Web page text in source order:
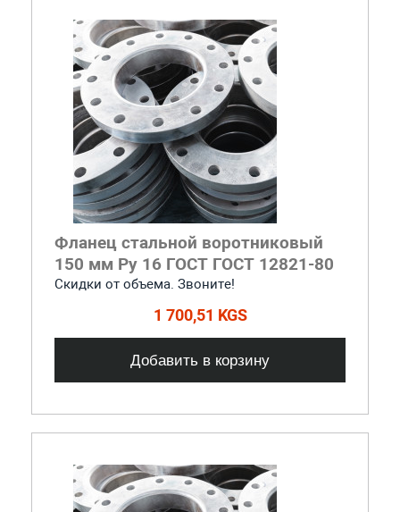
Фланец стальной воротниковый
150 мм Ру 16 ГОСТ ГОСТ 12821-80
Скидки от объема. Звоните!
1 700,51 KGS
Добавить в корзину